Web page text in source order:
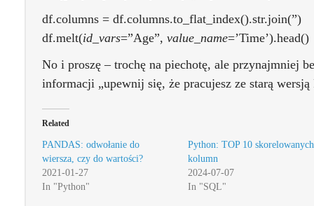
df.columns = df.columns.to_flat_index().str.join(”)
df.melt(id_vars=”Age”, value_name=’Time’).head()
No i proszę – trochę na piechotę, ale przynajmniej
informacji „upewnij się, że pracujesz ze starą wersją
Related
PANDAS: odwołanie do
wiersza, czy do wartości?
2021-01-27
In "Python"
Python: TOP 10 skorelowanych
kolumn
2024-07-07
In "SQL"